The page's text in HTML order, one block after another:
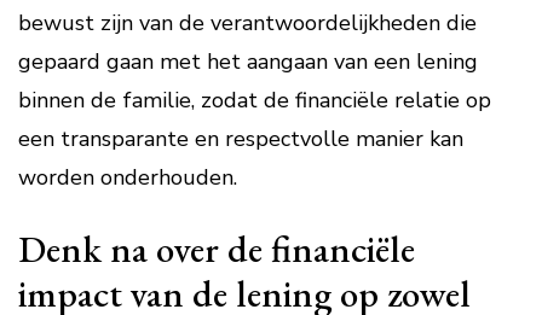
bewust zijn van de verantwoordelijkheden die
gepaard gaan met het aangaan van een lening
binnen de familie, zodat de financiële relatie op
een transparante en respectvolle manier kan
worden onderhouden.
Denk na over de financiële
impact van de lening op zowel